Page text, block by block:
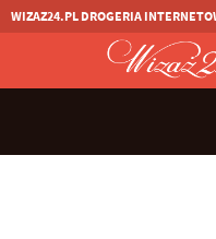
WIZAZ24.PL DROGERIA